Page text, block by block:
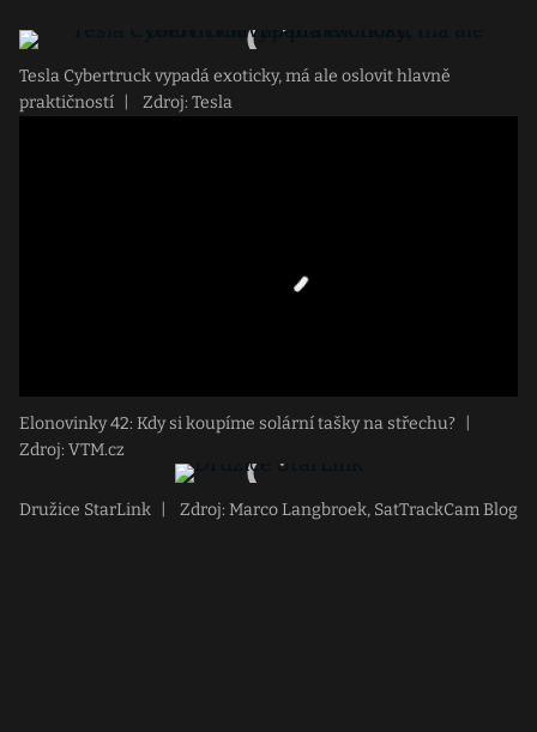
Tesla Cybertruck vypadá exoticky, má ale oslovit hlavně
praktičností
Zdroj: Tesla
Elonovinky 42: Kdy si koupíme solární tašky na střechu?
Zdroj: VTM.cz
Družice StarLink Zdroj: Marco Langbroek, SatTrackCam Blog